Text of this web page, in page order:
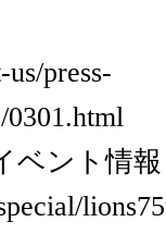
press-
0301.html
ベント情報